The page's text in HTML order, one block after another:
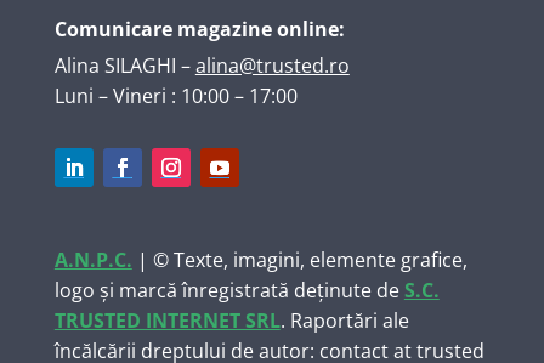
Comunicare magazine online:
Alina SILAGHI –alina@trusted.ro
Luni – Vineri : 10:00 – 17:00
A.N.P.C. | © Texte, imagini, elemente grafice,
logo și marcă înregistrată deținute deS.C.
TRUSTED INTERNET SRL. Raportări ale
încălcării dreptului de autor: contact at trusted